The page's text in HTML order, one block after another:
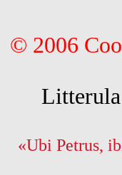
© 2006
«Ubi Petrus,